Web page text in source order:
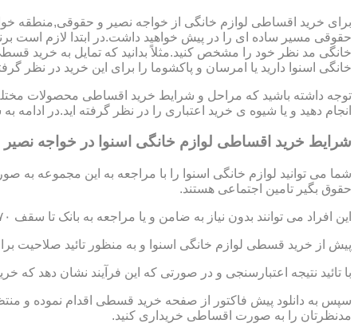
برای خرید اقساطی لوازم خانگی از خواجه نصیر و حقوقی,منطقه
حقوقی مسیر ساده ای را در پیش خواهید داشت.در ابتدا لازم است
خانگی مد نظر خود را مشخص کنید.مثلاً بدانید که تمایل به خرید
خانگی اسنوا دارید یا امرسان و پاکشوما را برای این خرید در نظر
توجه داشته باشید که مراحل و شرایط خرید اقساطی محصولات مختلف
انجام دهید و یا شیوه ی خرید اعتباری را در نظر گرفته اید.در
شرایط خرید اقساطی لوازم خانگی اسنوا در خواجه
شما می توانید لوازم خانگی اسنوا را با مراجعه به این مجموعه به
حقوق بگیر تامین اجتماعی هستند.
این افراد می توانند بدون نیاز به ضامن و یا مراجعه به بانک تا سقف ۷۰ میلیون تومان اعتبار دریافت نموده و اقساط خود را به صورت ۶ تا ۱۲ ماهه پرداخت نمایند.
پیش از خرید قسطی لوازم خانگی اسنوا و به منظور تائید صلاحیت
با تائید نتیجه اعتبارسنجی و در صورتی که این فرآیند نشان دهد که
سپس به دانلود پیش فاکتور از صفحه خرید قسطی اقدام نموده و
مدنظرتان را به صورت اقساطی خریداری کنید.